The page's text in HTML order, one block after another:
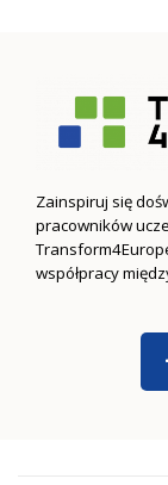
Zainspiruj się
pracowników
współpracy